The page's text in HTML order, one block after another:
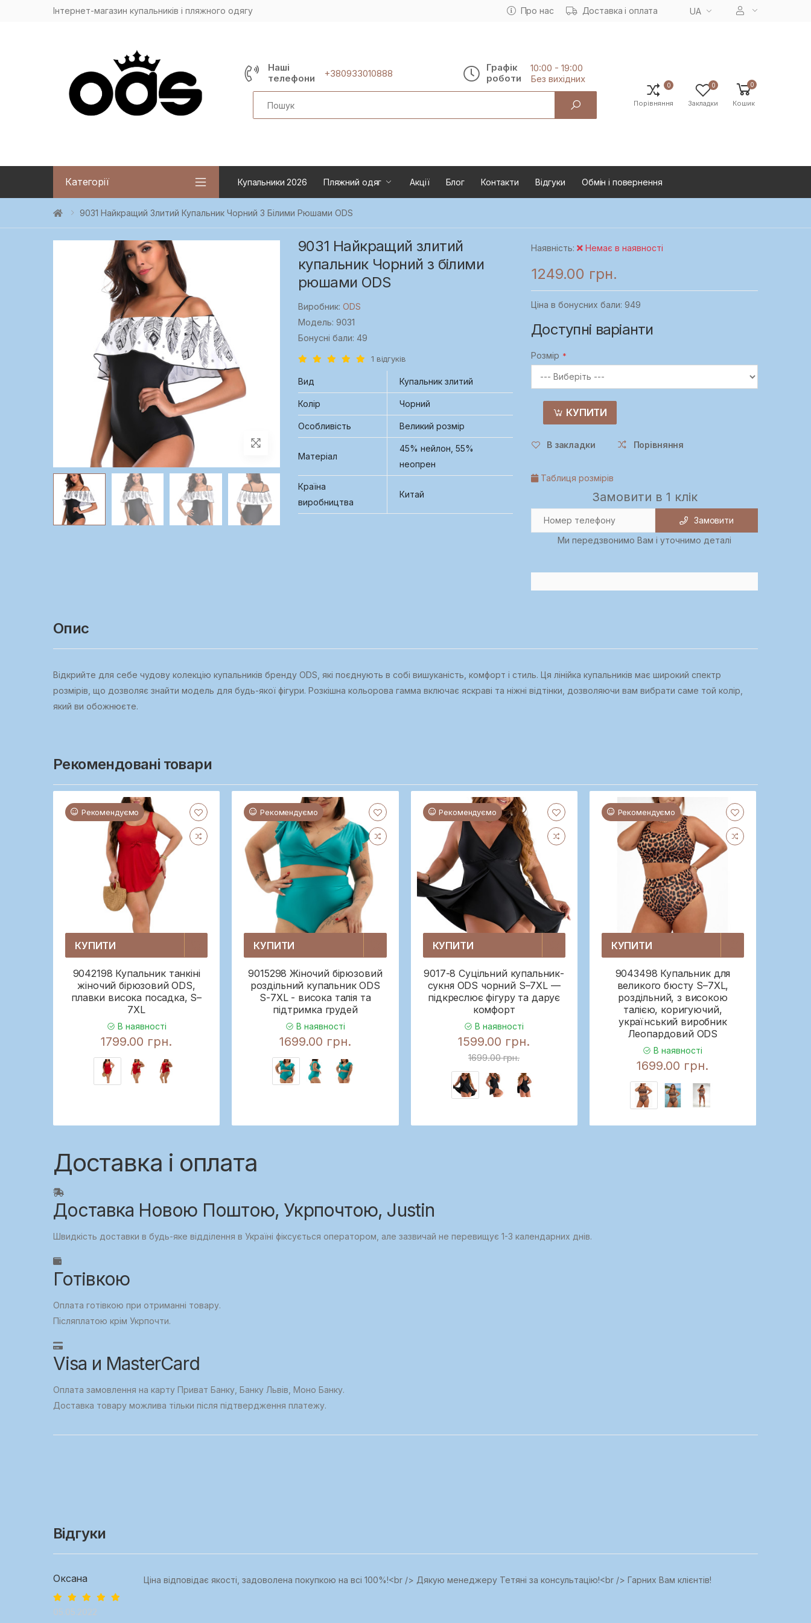
Інтернет-магазин купальників і пляжного одягу Про нас Доставка і оплата UA
Наші
телефони
+380933010888
Графік
роботи
10:00 - 19:00
Без вихiдних
Search
0
Порівняння
0
Закладки
0
Кошик
Категорії Купальники 2026 Пляжний одяг Акції Блог Контакти Відгуки Oбмін і повернення
9031 Найкращий Злитий Купальник Чорний З Білими Рюшами ODS
9031 Найкращий злитий
купальник Чорний з білими
рюшами ODS
Виробник: ODS
Модель: 9031
Бонусні бали: 49
1 відгуків
Вид Купальник злитий
Колір Чорний
Особливість Великий розмір
Матеріал
45% нейлон, 55%
неопрен
Країна
виробництва
Китай
Наявність: Немає в наявності
1249.00 грн.
Ціна в бонусних бали: 949
Доступні варіанти
Розмір
КУПИТИ
В закладки Порівняння
Таблиця розмірів
Замовити в 1 клік
Замовити
Ми передзвонимо Вам і уточнимо деталі
Опис
Відкрийте для себе чудову колекцію купальників бренду ODS, які поєднують в собі вишуканість, комфорт і стиль. Ця лінійка купальників має широкий спектр
розмірів, що дозволяє знайти модель для будь-якої фігури. Розкішна кольорова гамма включає яскраві та ніжні відтінки, дозволяючи вам вибрати саме той колір,
який ви обожнюєте.
Рекомендовані товари
Рекомендуємо
КУПИТИ
9042198 Купальник танкіні
жіночий бірюзовий ODS,
плавки висока посадка, S–
7XL
В наявності
1799.00 грн.
Рекомендуємо
КУПИТИ
9015298 Жіночий бірюзовий
роздільний купальник ODS
S-7XL - висока талія та
підтримка грудей
В наявності
1699.00 грн.
Рекомендуємо
КУПИТИ
9017-8 Суцільний купальник-
сукня ODS чорний S–7XL —
підкреслює фігуру та дарує
комфорт
В наявності
1599.00 грн.
1699.00 грн.
Рекомендуємо
КУПИТИ
9043498 Купальник для
великого бюсту S–7XL,
роздільний, з високою
талією, коригуючий,
український виробник
Леопардовий ODS
В наявності
1699.00 грн.
Доставка і оплата
Доставка Новою Поштою, Укрпочтою, Justin
Швидкість доставки в будь-яке відділення в Україні фіксується оператором, але зазвичай не перевищує 1-3 календарних днів.
Готівкою
Оплата готівкою при отриманні товару.
Післяплатою крім Укрпочти.
Visa и MasterCard
Оплата замовлення на карту Приват Банку, Банку Львів, Моно Банку.
Доставка товару можлива тільки після підтвердження платежу.
Відгуки
Оксана
05.05.2022
Ціна відповідає якості, задоволена покупкою на всі 100%!<br /> Дякую менеджеру Тетяні за консультацію!<br /> Гарних Вам клієнтів!